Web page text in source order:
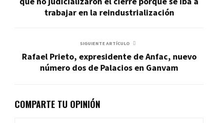
trabajar en la reindustrialización
SIGUIENTE ARTÍCULO
Rafael Prieto, expresidente de Anfac, nuevo
número dos de Palacios en Ganvam
COMPARTE TU OPINIÓN